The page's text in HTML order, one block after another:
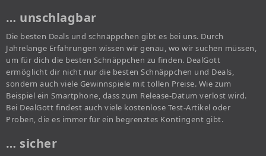
… unschlagbar
Die besten Deals und schnäppchen gibt es bei uns. Durch
Jahrelange Erfahrungen wissen wir genau, wo wir suchen müssen,
um für dich die besten Schnäppchen zu finden. DealGott
ermöglicht dir nicht nur die besten Schnäppchen und Deals,
sondern auch viele Gewinnspiele mit tollen Preise. Wie zum
Beispiel ein Smartphone, dass zum Release-Datum verlost wird.
Bei DealGott findest auch viele kostenlose Test-Artikel oder
Proben, die es immer für ein begrenztes Kontingent gibt.
… sicher